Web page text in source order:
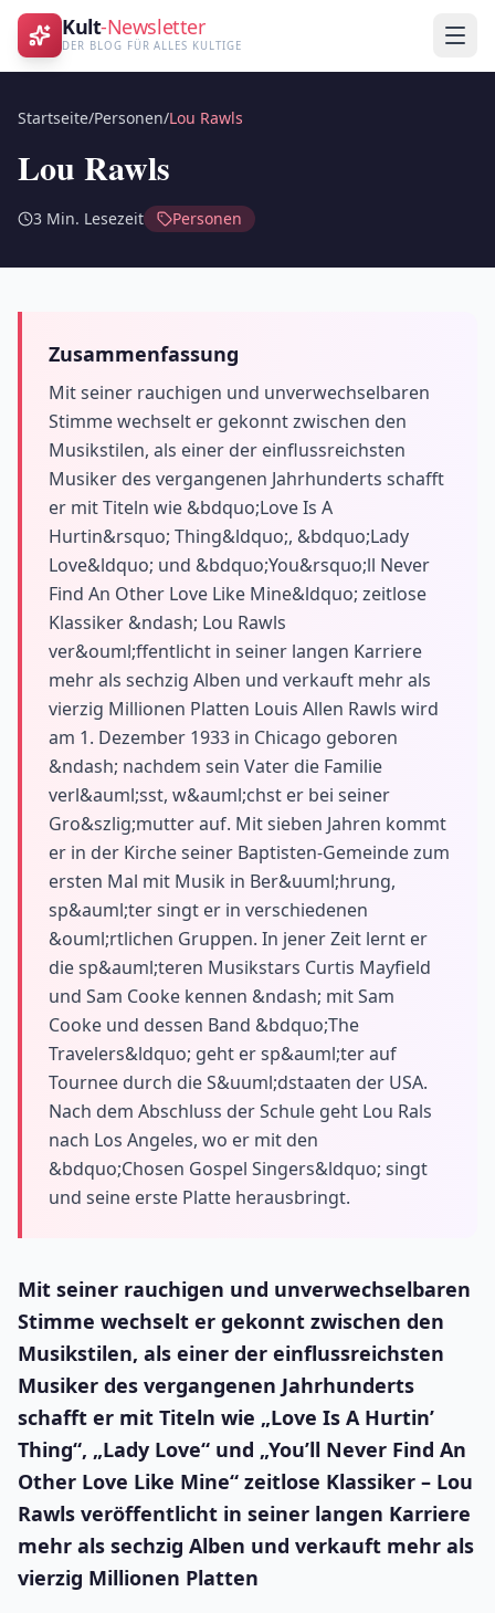
Kult-Newsletter
DER BLOG FÜR ALLES KULTIGE
Startseite/Personen/Lou Rawls
Lou Rawls
3 Min. Lesezeit Personen
Zusammenfassung
Mit seiner rauchigen und unverwechselbaren
Stimme wechselt er gekonnt zwischen den
Musikstilen, als einer der einflussreichsten
Musiker des vergangenen Jahrhunderts schafft
er mit Titeln wie &bdquo;Love Is A
Hurtin&rsquo; Thing&ldquo;, &bdquo;Lady
Love&ldquo; und &bdquo;You&rsquo;ll Never
Find An Other Love Like Mine&ldquo; zeitlose
Klassiker &ndash; Lou Rawls
ver&ouml;ffentlicht in seiner langen Karriere
mehr als sechzig Alben und verkauft mehr als
vierzig Millionen Platten Louis Allen Rawls wird
am 1. Dezember 1933 in Chicago geboren
&ndash; nachdem sein Vater die Familie
verl&auml;sst, w&auml;chst er bei seiner
Gro&szlig;mutter auf. Mit sieben Jahren kommt
er in der Kirche seiner Baptisten-Gemeinde zum
ersten Mal mit Musik in Ber&uuml;hrung,
sp&auml;ter singt er in verschiedenen
&ouml;rtlichen Gruppen. In jener Zeit lernt er
die sp&auml;teren Musikstars Curtis Mayfield
und Sam Cooke kennen &ndash; mit Sam
Cooke und dessen Band &bdquo;The
Travelers&ldquo; geht er sp&auml;ter auf
Tournee durch die S&uuml;dstaaten der USA.
Nach dem Abschluss der Schule geht Lou Rals
nach Los Angeles, wo er mit den
&bdquo;Chosen Gospel Singers&ldquo; singt
und seine erste Platte herausbringt.
Mit seiner rauchigen und unverwechselbaren
Stimme wechselt er gekonnt zwischen den
Musikstilen, als einer der einflussreichsten
Musiker des vergangenen Jahrhunderts
schafft er mit Titeln wie „Love Is A Hurtin’
Thing“, „Lady Love“ und „You’ll Never Find An
Other Love Like Mine“ zeitlose Klassiker – Lou
Rawls veröffentlicht in seiner langen Karriere
mehr als sechzig Alben und verkauft mehr als
vierzig Millionen Platten